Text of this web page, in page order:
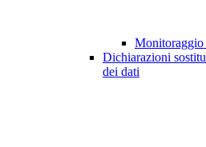
Monitoraggio
Dichiarazioni
dei dati